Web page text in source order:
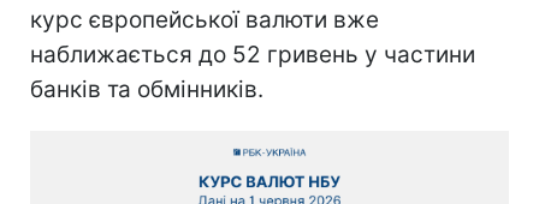
курс європейської валюти вже
наближається до 52 гривень у частини
банків та обмінників.